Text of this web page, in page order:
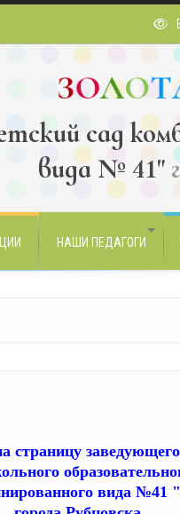
сад
вида № 41"
НАШИ ПЕДАГОГИ
страницу
вида №41